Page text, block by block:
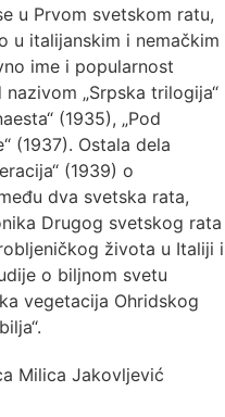
u Prvom svetskom ratu,
u italijanskim i nemačkim
ime i popularnost
„Srpska trilogija“
(1935), „Pod
(1937). Ostala dela
(1939) o
dva svetska rata,
Drugog svetskog rata
života u Italiji i
o biljnom svetu
vegetacija Ohridskog
Milica Jakovljević